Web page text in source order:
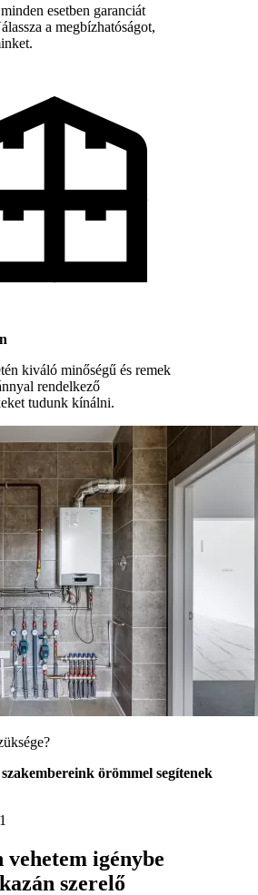
esetben garanciát
a megbízhatóságot,
kiváló minőségű és remek
rendelkező
tudunk kínálni.
örömmel segítenek
vehetem igénybe
szerelő